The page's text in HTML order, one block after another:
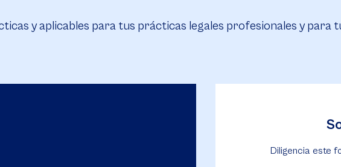
y aplicables para tus prácticas legales profesionales y para
Diligencia este